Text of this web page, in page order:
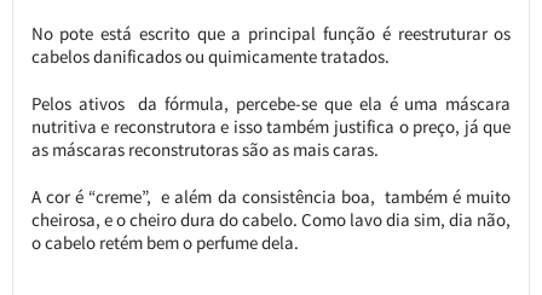
No pote está escrito que a principal função é reestruturar os
cabelos danificados ou quimicamente tratados.
Pelos ativos da fórmula, percebe-se que ela é uma máscara
nutritiva e reconstrutora e isso também justifica o preço, já que
as máscaras reconstrutoras são as mais caras.
A cor é “creme”, e além da consistência boa, também é muito
cheirosa, e o cheiro dura do cabelo. Como lavo dia sim, dia não,
o cabelo retém bem o perfume dela.